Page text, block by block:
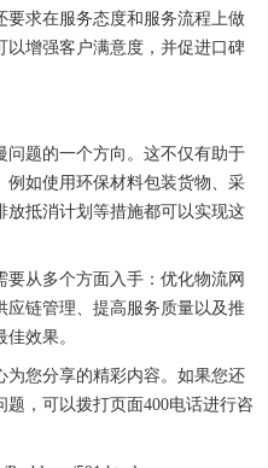
要求在服务态度和服务流程上做
以增强客户满意度，并促进口碑
题的一个方向。这不仅有助于
例如使用环保材料包装货物、采
放抵消计划等措施都可以实现这
从多个方面入手：优化物流网
链管理、提高服务质量以及推
效果。
为您分享的精彩内容。如果您还
，可以拨打页面400电话进行咨